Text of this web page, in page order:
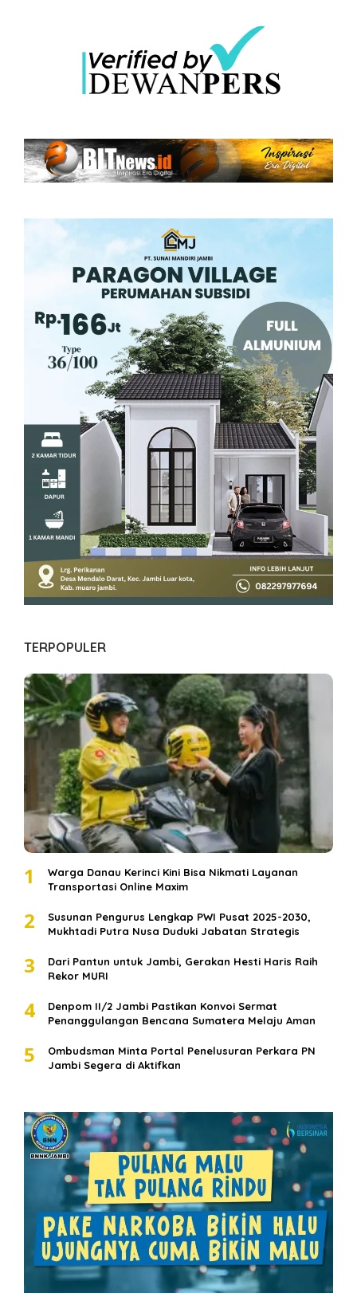
TERPOPULER
1
Warga Danau Kerinci Kini Bisa Nikmati Layanan
Transportasi Online Maxim
2
Susunan Pengurus Lengkap PWI Pusat 2025-2030,
Mukhtadi Putra Nusa Duduki Jabatan Strategis
3
Dari Pantun untuk Jambi, Gerakan Hesti Haris Raih
Rekor MURI
4
Denpom II/2 Jambi Pastikan Konvoi Sermat
Penanggulangan Bencana Sumatera Melaju Aman
5
Ombudsman Minta Portal Penelusuran Perkara PN
Jambi Segera di Aktifkan